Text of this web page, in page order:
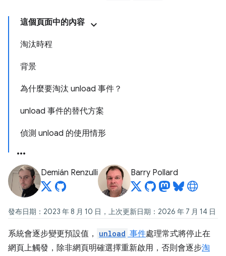
這個頁面中的內容
淘汰時程
背景
為什麼要淘汰 unload 事件？
unload 事件的替代方案
偵測 unload 的使用情形
Demián Renzulli Barry Pollard
發布日期：2023 年 8 月 10 日，上次更新日期：2026 年 7 月 14 日
系統會逐步變更預設值， unload 事件處理常式將停止在
網頁上觸發，除非網頁明確選擇重新啟用，否則會逐步淘